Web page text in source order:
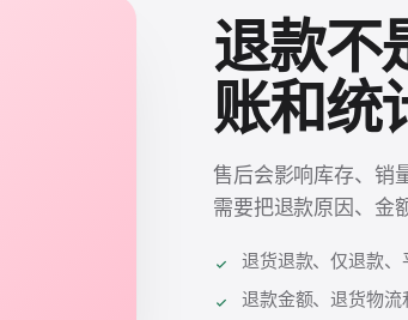
退款不
账和统
售后会影响库存、销
需要把退款原因、金
退货退款、仅退款、
退款金额、退货物流